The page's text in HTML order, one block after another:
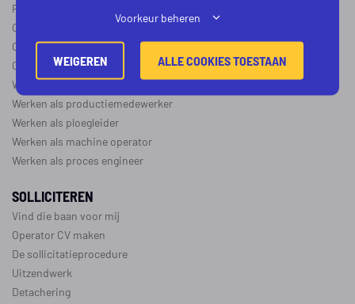
Procesoperator salaris
Operator opleidingen
–vapro
Over de maakindustrie
Over de procesindustrie
Werken als monteur
Werken als productiemedewerker
Werken als ploegleider
Werken als machine operator
Werken als proces engineer
SOLLICITEREN
Vind die baan voor mij
Operator CV maken
De sollicitatieprocedure
Uitzendwerk
Detachering
Voorkeur beheren
WEIGEREN ALLE COOKIES TOESTAAN